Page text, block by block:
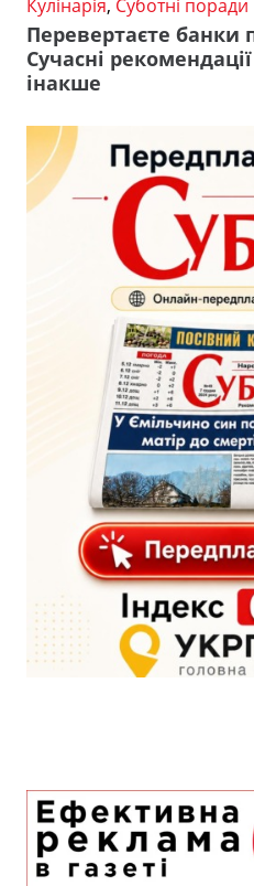
Кулінарія, Суботні поради
Перевертаєте банки
Сучасні
інакше